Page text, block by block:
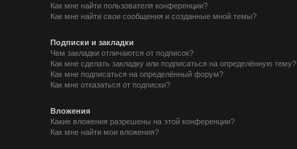
Как мне найти пользователя конференции?
Как мне найти свои сообщения и созданные мной темы?
Подписки и закладки
Чем закладки отличаются от подписок?
Как мне сделать закладку или подписаться на определённую тему?
Как мне подписаться на определённый форум?
Как мне отказаться от подписки?
Вложения
Какие вложения разрешены на этой конференции?
Как мне найти мои вложения?